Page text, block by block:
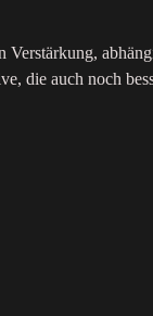
die auch noch